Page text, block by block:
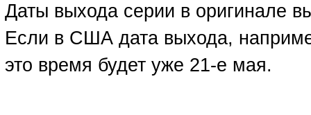
Даты выхода серии в оригинале
Если в США дата выхода,
это время будет уже 21-е мая.